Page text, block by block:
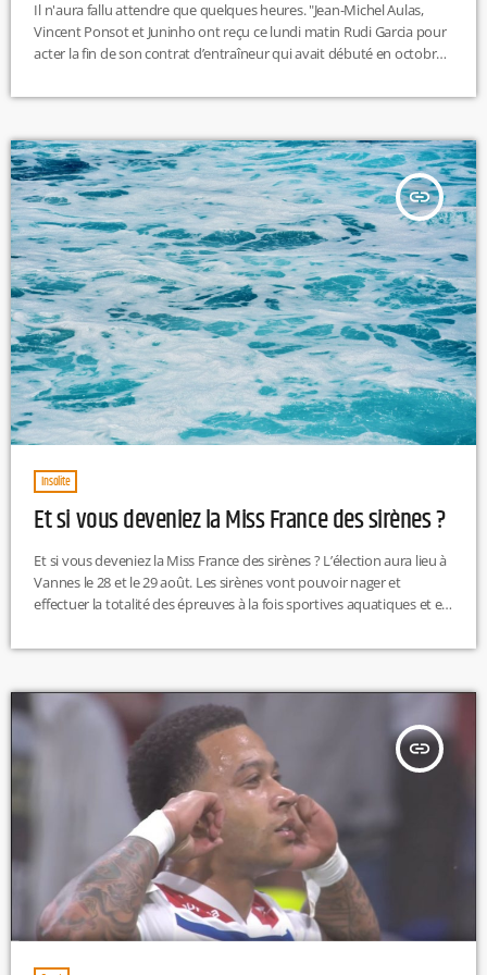
Il n'aura fallu attendre que quelques heures. "Jean-Michel Aulas,
Vincent Ponsot et Juninho ont reçu ce lundi matin Rudi Garcia pour
acter la fin de son contrat d’entraîneur qui avait débuté en octobre
permis au club de disputer une demi-finale de Champions League,
prépare d’ores et déjà la construction […]
insert_link
Insolite
Et si vous deveniez la Miss France des sirènes ?
Et si vous deveniez la Miss France des sirènes ? L’élection aura lieu à
Vannes le 28 et le 29 août. Les sirènes vont pouvoir nager et
effectuer la totalité des épreuves à la fois sportives aquatiques et en
effectuer la totalité des épreuves à la fois sportives aquatiques et en
insert_link